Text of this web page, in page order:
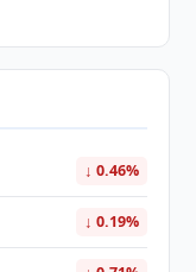
↓ 0.46%
↓ 0.19%